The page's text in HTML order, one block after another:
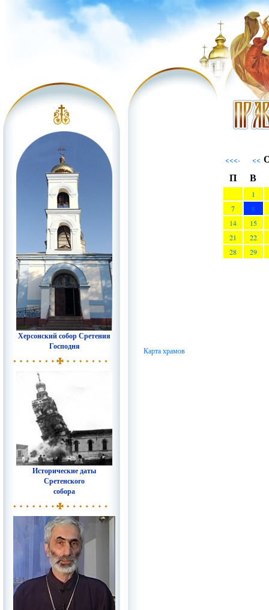
Херсонский собор Сретения
Господня
Исторические даты
Сретенского
собора
<<<- <<
П
В
1
7
8
14
15
21
22
28
29
Карта храмов